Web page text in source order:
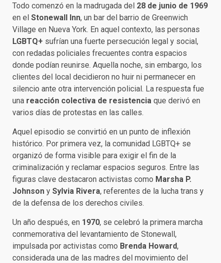
Todo comenzó en la madrugada del 28 de junio de 1969
en el Stonewall Inn, un bar del barrio de Greenwich
Village en Nueva York. En aquel contexto, las personas
LGBTQ+ sufrían una fuerte persecución legal y social,
con redadas policiales frecuentes contra espacios
donde podían reunirse. Aquella noche, sin embargo, los
clientes del local decidieron no huir ni permanecer en
silencio ante otra intervención policial. La respuesta fue
una reacción colectiva de resistencia que derivó en
varios días de protestas en las calles.
Aquel episodio se convirtió en un punto de inflexión
histórico. Por primera vez, la comunidad LGBTQ+ se
organizó de forma visible para exigir el fin de la
criminalización y reclamar espacios seguros. Entre las
figuras clave destacaron activistas como Marsha P.
Johnson y Sylvia Rivera, referentes de la lucha trans y
de la defensa de los derechos civiles.
Un año después, en 1970, se celebró la primera marcha
conmemorativa del levantamiento de Stonewall,
impulsada por activistas como Brenda Howard,
considerada una de las madres del movimiento del